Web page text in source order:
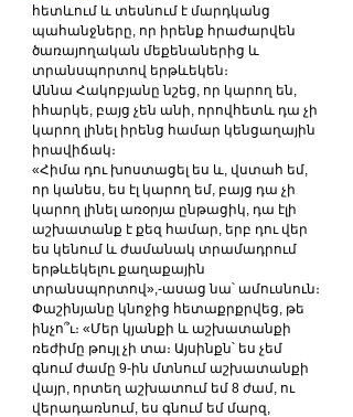
հետևում և տեսնում է մարդկանց
պահանջները, որ իրենք հրաժարվեն
ծառայողական մեքենաներից և
տրանսպորտով երթևեկեն։
Աննա Հակոբյանը նշեց, որ կարող են,
իհարկե, բայց չեն անի, որովհետև դա չի
կարող լինել իրենց համար կենցաղային
իրավիճակ։
«Հիմա դու խոստացել ես և, վստահ եմ,
որ կանես, ես էլ կարող եմ, բայց դա չի
կարող լինել առօրյա ընթացիկ, դա էլի
աշխատանք է քեզ համար, երբ դու վեր
ես կենում և ժամանակ տրամադրում
երթևեկելու քաղաքային
տրանսպորտով»,-ասաց նա՝ ամուսնուն։
Փաշինյանը կնոջից հետաքրքրվեց, թե
ինչո՞ւ։ «Մեր կյանքի և աշխատանքի
ռեժիմը թույլ չի տա։ Այսինքն՝ ես չեմ
գնում ժամը 9-ին մտնում աշխատանքի
վայր, որտեղ աշխատում եմ 8 ժամ, ու
վերադառնում, ես գնում եմ մարզ,